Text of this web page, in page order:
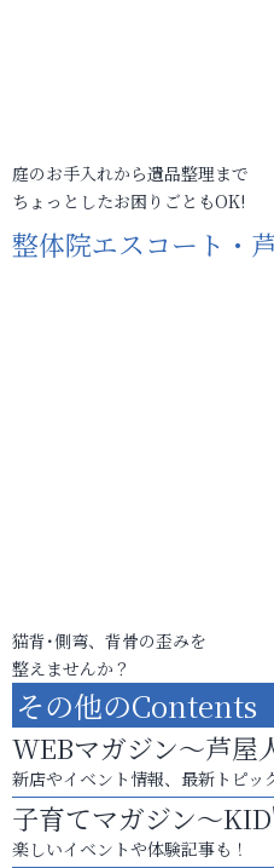
庭のお手入れから遺品整理まで
ちょっとしたお困りごともOK!
整体院エスコート・
猫背･側弯、背骨の歪みを
整えませんか？
その他のContents
WEBマガジン～芦屋
新店やイベント情報、最新トピッ
子育てマガジン～
楽しいイベントや体験記事も！